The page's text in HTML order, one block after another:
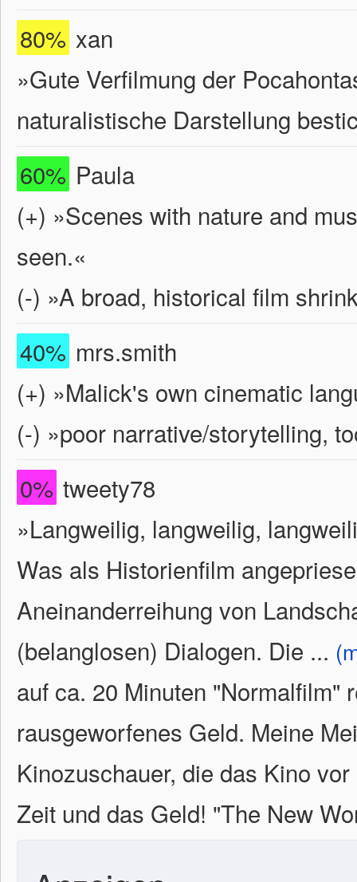
80% xan
»Gute Verfilmung der
naturalistische Darstellung
60% Paula
(+) »Scenes with nature and
seen.«
(-) »A broad, historical film
40% mrs.smith
(+) »Malick's own cinematic
(-) »poor narrative/storytelling,
0% tweety78
»Langweilig, langweilig,
Was als Historienfilm
Aneinanderreihung von
(belanglosen) Dialogen. Die ...
auf ca. 20 Minuten "Normalfilm"
rausgeworfenes Geld. Meine
Kinozuschauer, die das Kino
Zeit und das Geld! "The New